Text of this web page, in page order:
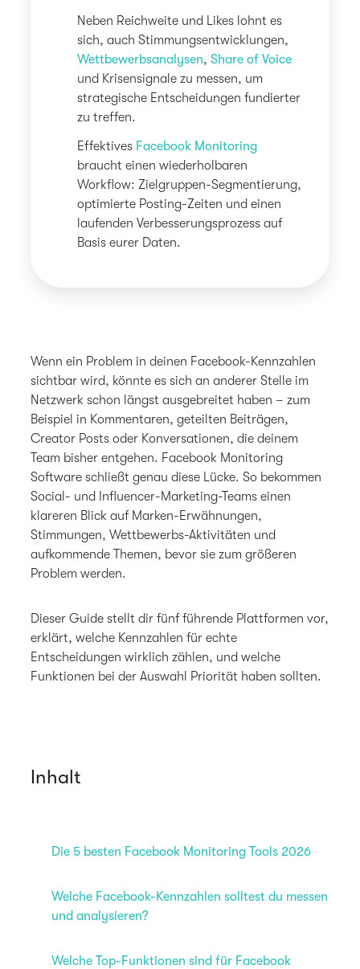
Neben Reichweite und Likes lohnt es
sich, auch Stimmungsentwicklungen,
Wettbewerbsanalysen,Share of Voice
und Krisensignale zu messen, um
strategische Entscheidungen fundierter
zu treffen.
Effektives Facebook Monitoring
braucht einen wiederholbaren
Workflow: Zielgruppen-Segmentierung,
optimierte Posting-Zeiten und einen
laufenden Verbesserungsprozess auf
Basis eurer Daten.
Wenn ein Problem in deinen Facebook-Kennzahlen
sichtbar wird, könnte es sich an anderer Stelle im
Netzwerk schon längst ausgebreitet haben – zum
Beispiel in Kommentaren, geteilten Beiträgen,
Creator Posts oder Konversationen, die deinem
Team bisher entgehen. Facebook Monitoring
Software schließt genau diese Lücke. So bekommen
Social- und Influencer-Marketing-Teams einen
klareren Blick auf Marken-Erwähnungen,
Stimmungen, Wettbewerbs-Aktivitäten und
aufkommende Themen, bevor sie zum größeren
Problem werden.
Dieser Guide stellt dir fünf führende Plattformen vor,
erklärt, welche Kennzahlen für echte
Entscheidungen wirklich zählen, und welche
Funktionen bei der Auswahl Priorität haben sollten.
Inhalt
Die 5 besten Facebook Monitoring Tools 2026
Welche Facebook-Kennzahlen solltest du messen
und analysieren?
Welche Top-Funktionen sind für Facebook